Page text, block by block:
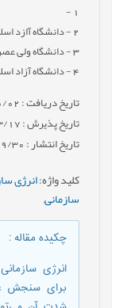
-
2- دانشگاه آازد
3- دانشگاه ولی
4- دانشگاه آزاد
تاریخ دریافت : 1398/10/02
تاریخ پذیرش : 1399/03/17
تاریخ انتشار : 1399/09/30
کلید واژه:انرژی
سازمانی,
چکیده مقاله:
انرژی
برای سنجش